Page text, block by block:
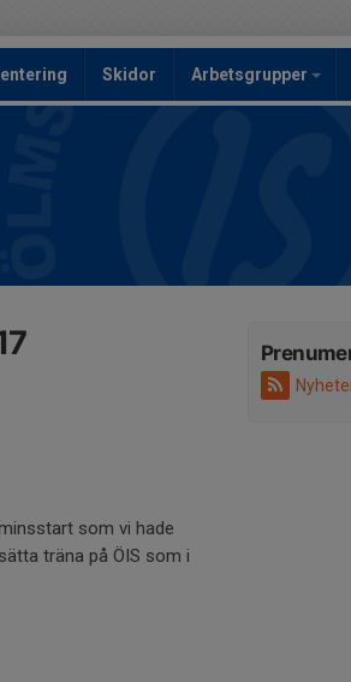
Skidor Arbetsgrupper
som vi hade
träna på ÖIS som i